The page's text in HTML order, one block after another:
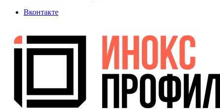
Вконтакте